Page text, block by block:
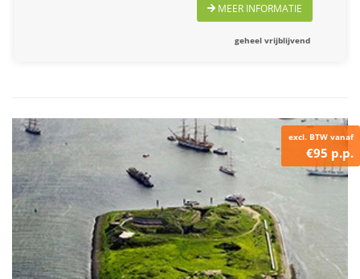
MEER INFORMATIE
geheel vrijblijvend
excl. BTW vanaf
€95 p.p.